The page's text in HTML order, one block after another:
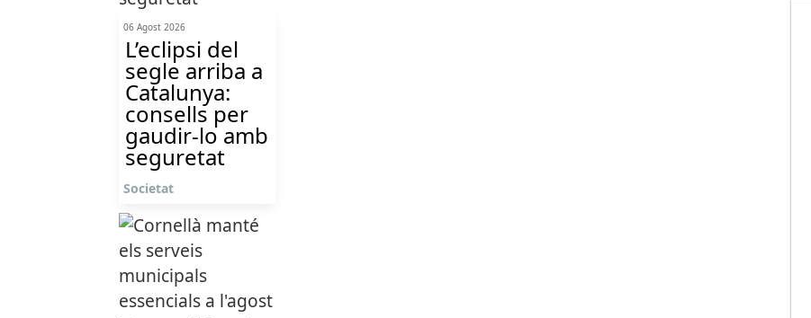
06 Agost 2026
L’eclipsi del
segle arriba a
Catalunya:
consells per
gaudir-lo amb
seguretat
Societat